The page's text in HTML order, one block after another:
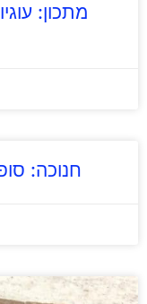
מתכון:
חנוכה: